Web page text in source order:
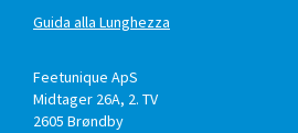
Guida alla Lunghezza
Feetunique ApS
Midtager 26A, 2. TV
2605 Brøndby